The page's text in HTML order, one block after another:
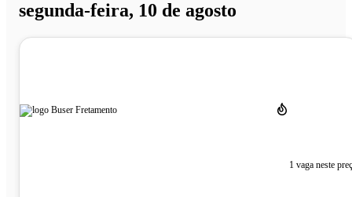
segunda-feira, 10 de agosto
1 vaga neste